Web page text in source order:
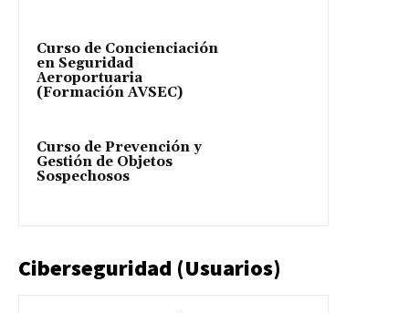
Curso de Concienciación
en Seguridad
Aeroportuaria
(Formación AVSEC)
Curso de Prevención y
Gestión de Objetos
Sospechosos
Ciberseguridad (Usuarios)